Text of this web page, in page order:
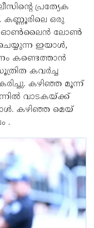
പ്രത്യേക
കണ്ണൂരിലെ ഒരു
ഓണ്‍ലൈന്‍ ലോണ്‍
ഇയാള്‍,
കണ്ടെത്താന്‍
കവര്‍ച്ച
കഴിഞ്ഞ മൂന്ന്
വാടകയ്ക്ക്
കഴിഞ്ഞ മെയ്
.